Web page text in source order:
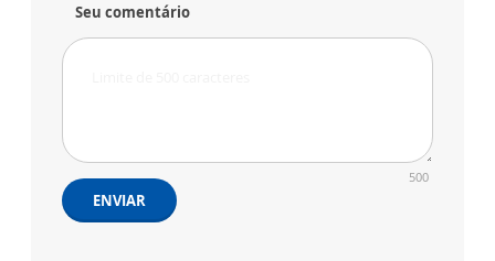
Seu comentário
500
ENVIAR